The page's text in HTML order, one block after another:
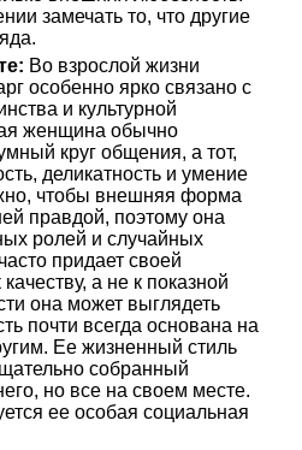
замечать то, что другие
Во взрослой жизни
особенно ярко связано с
и культурной
женщина обычно
круг общения, а тот,
деликатность и умение
чтобы внешняя форма
правдой, поэтому она
ролей и случайных
придает своей
а не к показной
она может выглядеть
почти всегда основана на
Ее жизненный стиль
собранный
но все на своем месте.
ее особая социальная